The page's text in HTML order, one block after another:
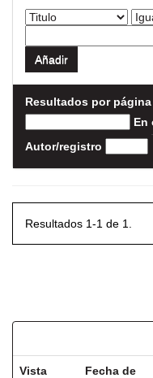
Resultados por página
En
Autor/registro
Resultados 1-1 de 1.
Vista
Fecha de